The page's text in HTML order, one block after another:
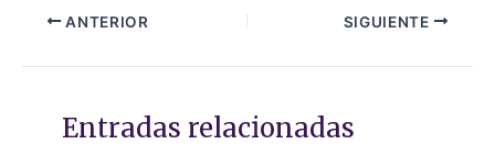
ANTERIOR SIGUIENTE
Entradas relacionadas